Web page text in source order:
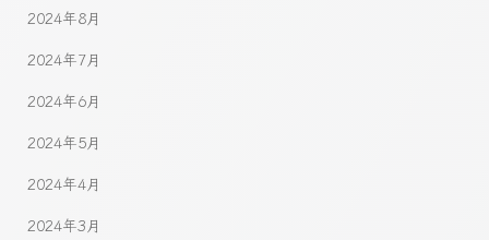
2024年8月
2024年7月
2024年6月
2024年5月
2024年4月
2024年3月